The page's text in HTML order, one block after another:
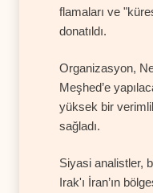
flamaları ve
donatıldı.
Organizasyon,
Meşhed’e
yüksek bir
sağladı.
Siyasi analistler,
Irak'ı İran’ın